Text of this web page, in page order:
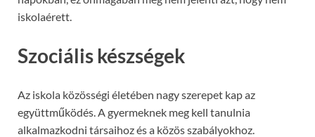
iskolaérett.
Szociális készségek
Az iskola közösségi életében nagy szerepet kap az
együttműködés. A gyermeknek meg kell tanulnia
alkalmazkodni társaihoz és a közös szabályokhoz.